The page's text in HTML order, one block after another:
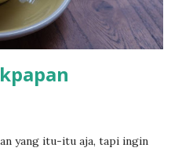
lumayan jauh tidak mungkin
yang itu-itu aja, tapi ingin